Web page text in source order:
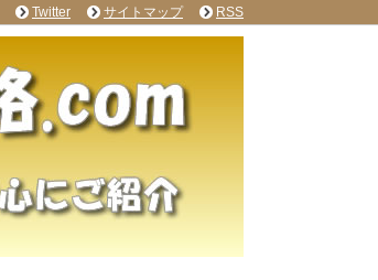
Twitter サイトマップ RSS